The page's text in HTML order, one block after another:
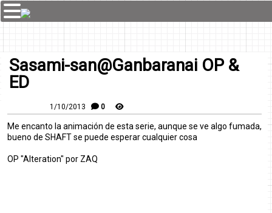
Sasami-san@Ganbaranai OP &
ED
1/10/2013 0
Me encanto la animación de esta serie, aunque se ve algo fumada,
bueno de SHAFT se puede esperar cualquier cosa
OP "Alteration" por ZAQ